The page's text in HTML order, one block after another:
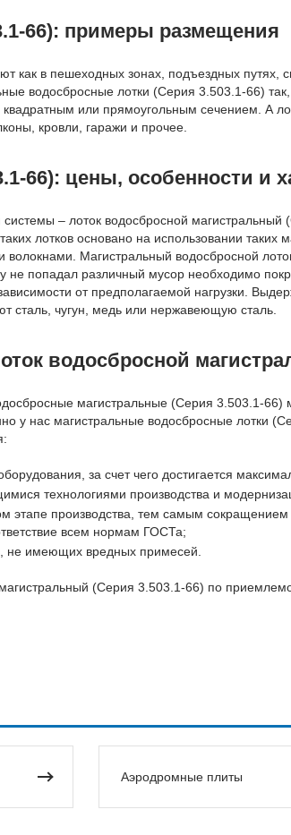
66): примеры размещения
в пешеходных зонах, подъездных путях,
водосбросные лотки (Серия 3.503.1-66)
или прямоугольным сечением. А
кровли, гаражи и прочее.
66): цены, особенности и
– лоток водосбросной магистральный
лотков основано на использовании
Магистральный водосбросной
не попадал различный мусор необходимо
от предполагаемой нагрузки.
сталь, чугун, медь или нержавеющую сталь.
водосбросной
магистральные (Серия 3.503.1-
у нас магистральные водосбросные лотки
за счет чего достигается
технологиями производства и
этапе производства, тем самым
всем нормам ГОСТа;
не имеющих вредных примесей.
(Серия 3.503.1-66) по
Аэродромные плиты